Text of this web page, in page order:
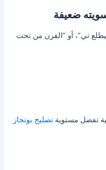
ني”، أو “الفرن من تحت
تفضل مستويةتصليح بوتجاز